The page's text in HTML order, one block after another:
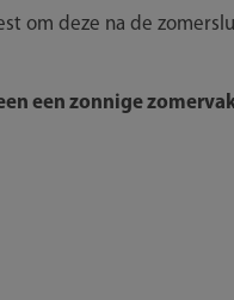
om deze na de
een zonnige